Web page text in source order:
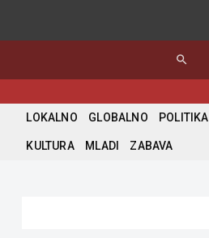
search
LOKALNO GLOBALNO POLITIKA
KULTURA MLADI ZABAVA